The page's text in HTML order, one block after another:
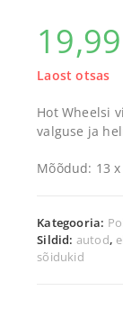
19,99
Laost otsas
Hot Wheelsi
valguse ja
Mõõdud: 13 x
Kategooria:
Sildid: autod,
sõidukid